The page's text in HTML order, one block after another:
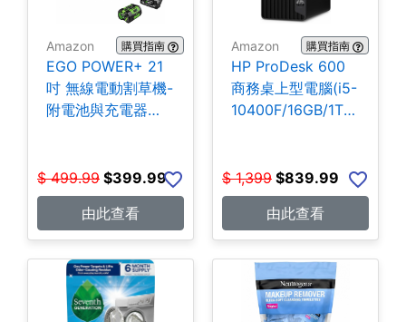
Amazon 購買指南
EGO POWER+ 21
吋 無線電動割草機-
附電池與充電器
$ 499.99 $399.99
由此查看
Amazon 購買指南
HP ProDesk 600
商務桌上型電腦(i5-
10400F/16GB/1TB
$ 1,399 $839.99
由此查看